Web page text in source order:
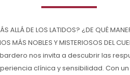
ALLÁ DE LOS LATIDOS? ¿DE QUÉ
MÁS NOBLES Y MISTERIOSOS DEL
nos invita a descubrir las
clínica y sensibilidad. Con